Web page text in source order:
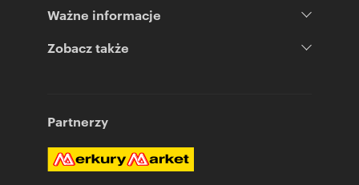
Ważne informacje
Zobacz także
Partnerzy